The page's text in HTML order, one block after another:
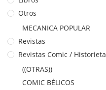
Otros
MECANICA POPULAR
Revistas
Revistas Comic / Historieta
((OTRAS))
COMIC BÉLICOS